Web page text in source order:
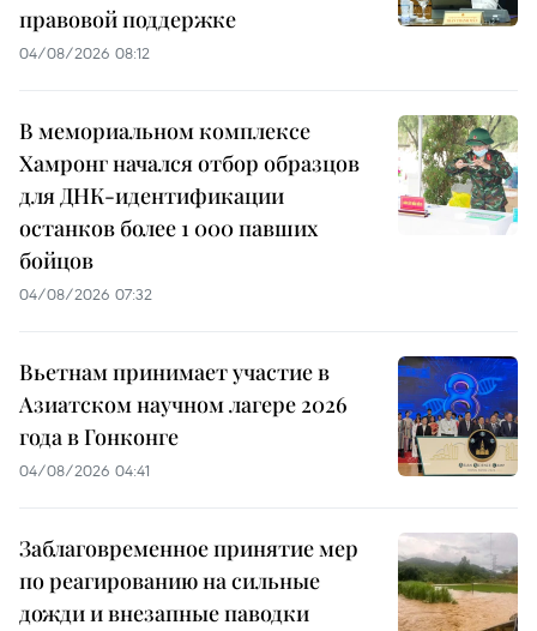
правовой поддержке
04/08/2026 08:12
В мемориальном комплексе
Хамронг начался отбор образцов
для ДНК-идентификации
останков более 1 000 павших
бойцов
04/08/2026 07:32
Вьетнам принимает участие в
Азиатском научном лагере 2026
года в Гонконге
04/08/2026 04:41
Заблаговременное принятие мер
по реагированию на сильные
дожди и внезапные паводки